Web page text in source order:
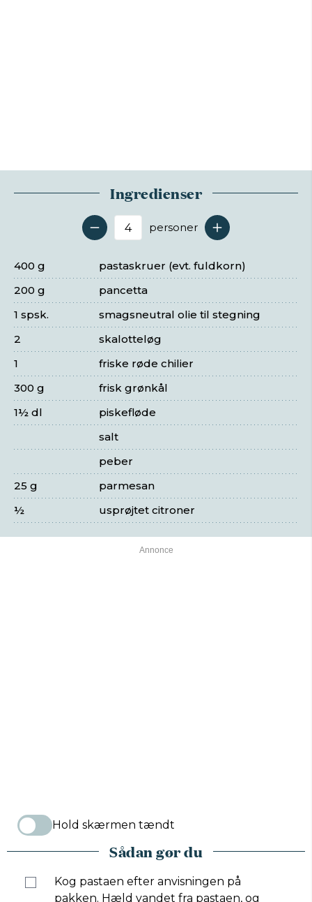
Ingredienser
Antal serveringer
personer
pastaskruer (evt. fuldkorn)
400 g
pancetta
200 g
smagsneutral olie til stegning
1 spsk.
skalotteløg
2
friske røde chilier
1
frisk grønkål
300 g
piskefløde
1½ dl
salt
peber
parmesan
25 g
usprøjtet citroner
½
Hold skærmen tændt
Sådan gør du
Kog pastaen efter anvisningen på
pakken. Hæld vandet fra pastaen, og